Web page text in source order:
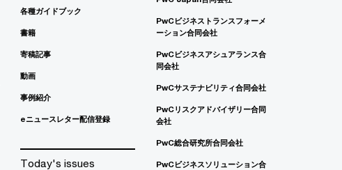
各種ガイドブック
書籍
寄稿記事
動画
事例紹介
eニュースレター配信登録
Today's issues
PwCビジネストランスフォーメ
ーション合同会社
PwCビジネスアシュアランス合
同会社
PwCサステナビリティ合同会社
PwCリスクアドバイザリー合同
会社
PwC総合研究所合同会社
PwCビジネスソリューション合